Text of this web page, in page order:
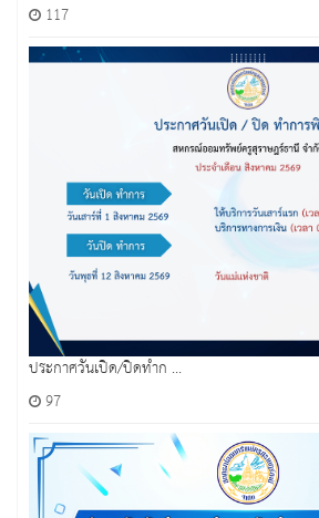
117
ประกาศวันเปิด/ปิดทำก ...
97